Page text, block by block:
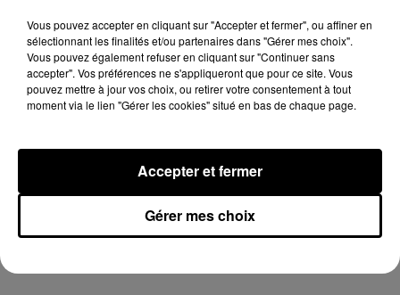
Quatre blessés dont un grave dans un
accident sur l'A10
Le choc a eu lieu dans la matinée, vendredi 7 août à
Vous pouvez accepter en cliquant sur "Accepter et fermer", ou affiner en
sélectionnant les finalités et/ou partenaires dans "Gérer mes choix".
Vous pouvez également refuser en cliquant sur "Continuer sans
accepter". Vos préférences ne s'appliqueront que pour ce site. Vous
pouvez mettre à jour vos choix, ou retirer votre consentement à tout
moment via le lien "Gérer les cookies" situé en bas de chaque page.
Gérer mes choix
Accepter et fermer